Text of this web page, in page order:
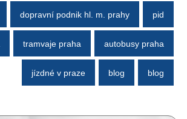
dopravní podnik hl. m. prahy pid
tramvaje praha autobusy praha
jízdné v praze blog blog